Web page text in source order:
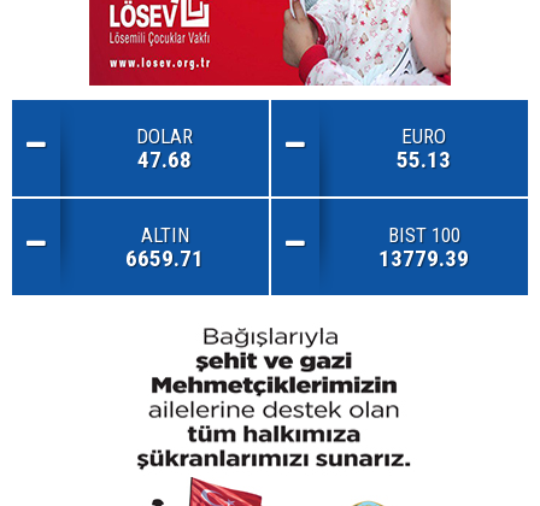
DOLAR
47.68
EURO
55.13
ALTIN
6659.71
BIST 100
13779.39